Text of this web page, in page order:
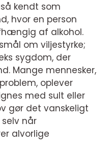
kendt som
hvor en person
af alkohol.
om viljestyrke;
sygdom, der
Mange mennesker,
oplever
med sult eller
gør det vanskeligt
når
alvorlige